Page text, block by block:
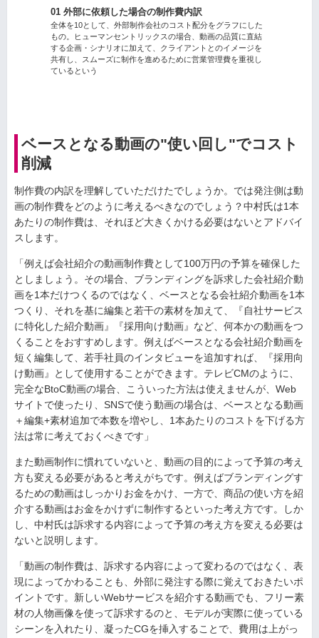
01 外部に依頼した場合の制作費内訳
全体を10として、外部制作会社のコスト配分をグラフにした
もの。ヒューマンセントリックスの場合、動画の品質に直結
する企画・シナリオに加えて、クライアントとのイメージを
共有し、スムーズに制作を進めるために営業管理費を重視し
ているという
ベースとなる動画の"使い回し"でコスト
削減
制作費の内訳を理解していただけたでしょうか。では発注側は動
画の制作費をどのように考えるべきなのでしょう？中村氏は1本
あたりの制作費は、それほど大きくかける必要はないとアドバイ
スします。
「例えば会社紹介の動画制作費として100万円の予算を確保した
としましょう。その場合、ブランディングを訴求した会社紹介動
画を1本だけつくるのではなく、ベースとなる会社紹介動画を1本
つくり、それを基に編集と若干の素材を加えて、『自社サービス
に特化した紹介動画』『採用向け動画』など、何本かの動画をつ
くることをおすすめします。例えばベースとなる会社紹介動画を
短く編集して、若手社員のインタビューを追加すれば、『採用向
け動画』として使用することができます。テレビCMのように、
完全なBtoC動画の場合、こういった方法は使えませんが、Web
サイトで使ったり、SNSで使う動画の場合は、ベースとなる動画
＋編集+素材追加で本数を増やし、1本あたりのコストを下げる方
法は常に考えておくべきです」
また動画制作に慣れていないと、動画の目的によって予算の考え
方も変える必要があると考えがちです。例えばブランディングす
るための動画はしっかりお金をかけ、一方で、商品の使い方を紹
介する動画はお金をかけずに制作するといった考え方です。しか
し、中村氏は訴求する内容によって予算の考え方を変える必要は
ないと説明します。
「動画の制作費は、訴求する内容によって変わるのではなく、表
現によってかわることも、外部に発注する際に覚えておきたいポ
イントです。新しいWebサービスを紹介する動画でも、フリー素
材の人物画像を使って訴求するのと、モデルが実際に使っている
シーンを入れたり、凝ったCGを挿入することで、費用は上がっ